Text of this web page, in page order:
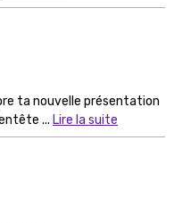
ta nouvelle présentation
... Lire la suite